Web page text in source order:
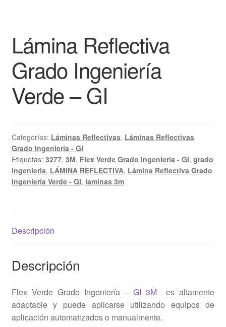
Lámina Reflectiva
Grado Ingeniería
Verde – GI
Categorías: Láminas Reflectivas, Láminas Reflectivas
Grado Ingeniería - GI
Etiquetas: 3277, 3M, Flex Verde Grado Ingeniería - GI, grado
ingenieria, LÁMINA REFLECTIVA, Lámina Reflectiva Grado
Ingeniería Verde - GI, laminas 3m
Descripción
Descripción
Flex Verde Grado Ingeniería –GI3M es altamente
adaptable y puede aplicarse utilizando equipos de
aplicación automatizados o manualmente.